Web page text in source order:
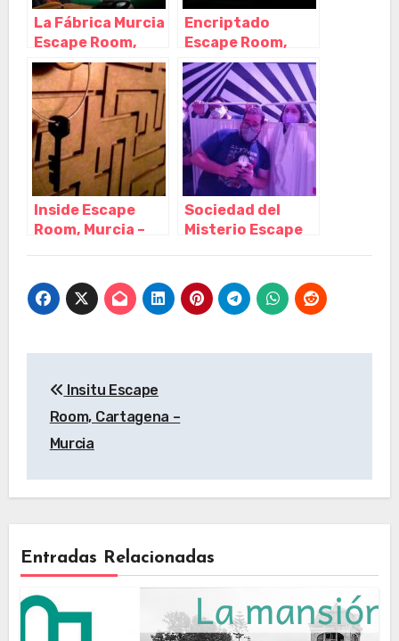
La Fábrica Murcia
Escape Room,
Alcantarilla –
Murcia
Encriptado
Escape Room,
Murcia – Murcia
Inside Escape
Room, Murcia –
Sociedad del
Misterio Escape
de
entradas
Insitu Escape
Room, Cartagena –
Murcia
Entradas Relacionadas